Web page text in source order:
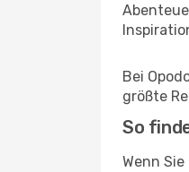
Bei
größte
So
Wenn